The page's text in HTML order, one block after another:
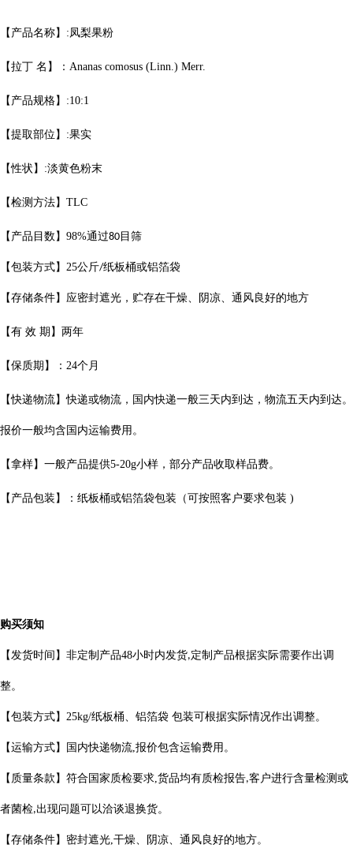
【产品名称】 :凤梨果粉
【拉丁 名】： Ananas comosus (Linn.) Merr.
【产品规格】 :10:1
【提取部位】 :果实
【性状】 :淡黄色粉末
【检测方法】 TLC
【产品目数】 98%通过80 目筛
【包装方式】 25公斤/纸板桶或铝箔袋
【存储条件】应密封遮光，贮存在干燥、阴凉、通风良好的地方
【有 效 期】两年
【保质期】： 24个月
【快递物流】快递或物流，国内快递一般三天内到达，物流五天内到达。
报价一般均含国内运输费用。
【拿样】一般产品提供5-20g小样，部分产品收取样品费。
【产品包装】：纸板桶或铝箔袋包装（可按照客户要求包装 )
购买须知
【发货时间】非定制产品48小时内发货,定制产品根据实际需要作出调
整。
【包装方式】 25kg/纸板桶、铝箔袋 包装可根据实际情况作出调整。
【运输方式】国内快递物流,报价包含运输费用。
【质量条款】符合国家质检要求,货品均有质检报告,客户进行含量检测或
者菌检,出现问题可以洽谈退换货。
【存储条件】密封遮光,干燥、阴凉、通风良好的地方。